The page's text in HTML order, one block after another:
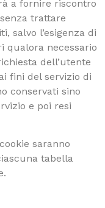
a fornire riscontro
trattare
salvo l’esigenza di
qualora necessario
dell’utente
fini del servizio di
conservati sino
e poi resi
saranno
tabella